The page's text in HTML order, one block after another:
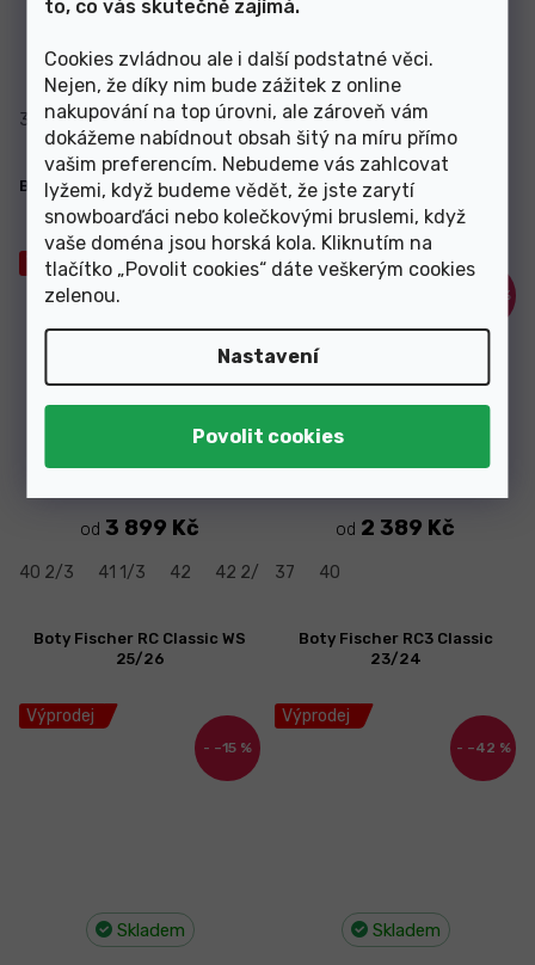
to, co vás skutečně zajímá.
Cookies zvládnou ale i další podstatné věci.
Nejen, že díky nim bude zážitek z online
nakupování na top úrovni, ale zároveň vám
dokážeme nabídnout obsah šitý na míru přímo
vašim preferencím. Nebudeme vás zahlcovat
lyžemi, když budeme vědět, že jste zarytí
snowboarďáci nebo kolečkovými bruslemi, když
vaše doména jsou horská kola. Kliknutím na
tlačítko „Povolit cookies“ dáte veškerým cookies
zelenou.
Nastavení
od 2 649 Kč
37 1/3 38 38 2/3 39 1/3 40 2/3 41 1/3
od3 369 Kč
40 2/3 41 1/3
Výprodej
Boty Atomic Pro S2 Black/Red
25/26
od 3 899 Kč
40 2/3 41 1/3 42 42 2/3 43 1/3
Výprodej
–40 %
Boty Fischer RC Classic WS
23/24
od 2 389 Kč
37 40
Výprodej
–15 %
Boty Fischer RC Classic WS
25/26
Skladem
Výprodej
–42 %
Boty Fischer RC3 Classic
23/24
Skladem